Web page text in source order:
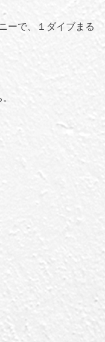
ーで、１ダイブまる